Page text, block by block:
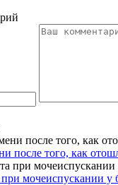
после того, как
мочеиспускании у